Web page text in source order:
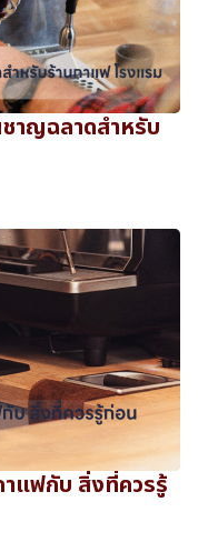
ชาญฉลาดสำหรับ
แฟกับ สิ่งที่ควรรู้